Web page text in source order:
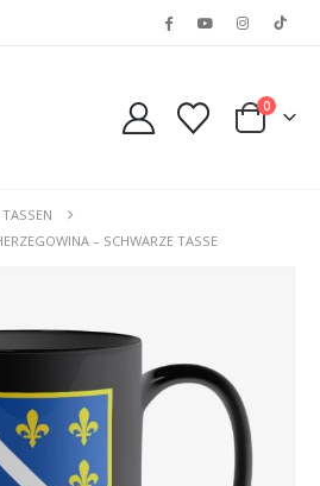
0
TASSEN
– SCHWARZE TASSE